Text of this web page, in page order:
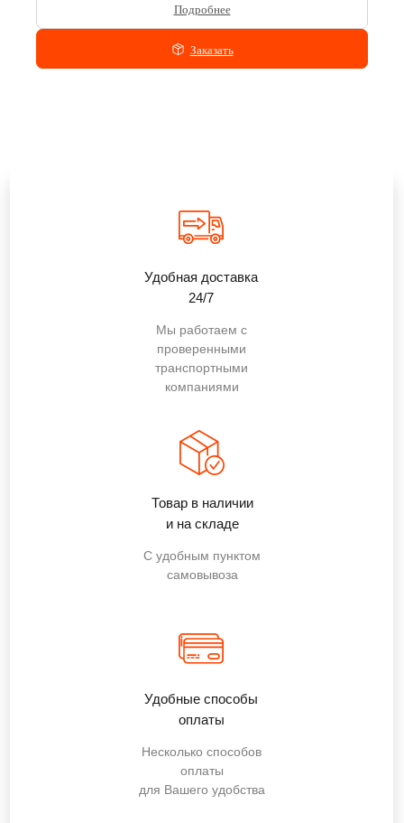
Подробнее
Заказать
Удобная доставка
24/7
Товар в наличии
и на складе
Удобные способы
оплаты
Мы работаем с
проверенными
транспортными
компаниями
С удобным пунктом
самовывоза
Несколько способов
оплаты
для Вашего удобства